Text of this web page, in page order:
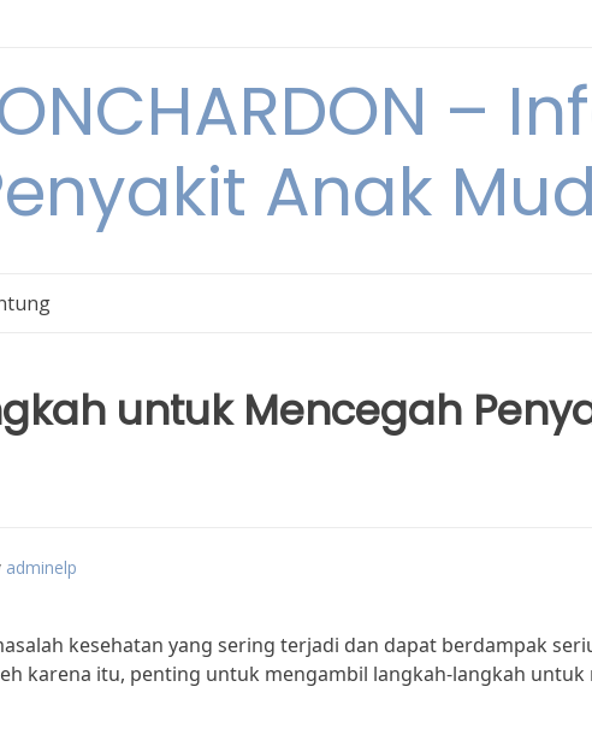
–
Anak
untuk Mencegah
adminelp
kesehatan yang sering terjadi dan dapat berdampak
karena itu, penting untuk mengambil langkah-langkah untuk